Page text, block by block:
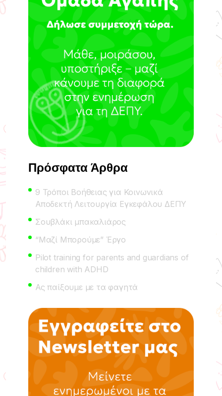
Πρόσφατα Άρθρα
9 Τρόποι Βοήθειας για Κοινωνικά
Αποδεκτή Λειτουργία Εγκεφάλου ΔΕΠΥ
Σουβλάκι μπακαλιάρος
“Μαζί Μπορούμε” Έργο
Pilot training for parents and guardians of
children with ADHD
Ας παίξουμε με τα φαγητά